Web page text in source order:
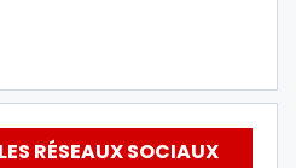
RÉSEAUX SOCIAUX